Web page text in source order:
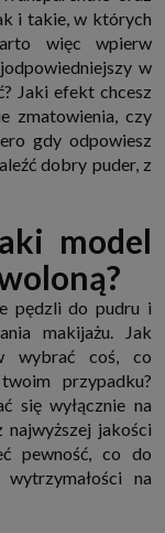
nie musisz jej
Masz również
w dowolnym
podstawy do ich
do momentu jej
ograniczających
umowy, przez
roszczeń z niej
w przypadku, gdy
administratora,
IT,
to jedynie na
zobowiązującej
i niekorzystania z
takich jak pliki
danych
oraz analizowania
technologię tę
oraz nasi Zaufani
Twoich preferencji.
przechowywane na
smartphone itp.),
wejściu na
i takie, w których
więc wpierw
w
Jaki efekt chcesz
zmatowienia, czy
gdy odpowiesz
dobry puder, z
model
pędzli do pudru i
makijażu. Jak
wybrać coś, co
przypadku?
się wyłącznie na
jakości
pewność, co do
na